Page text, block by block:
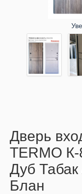
Дверь
TERMO
Дуб Табак
Блан